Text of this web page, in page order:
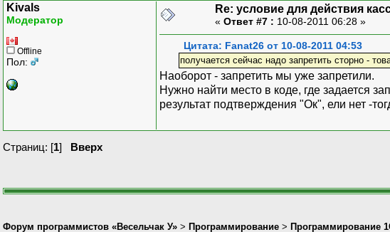
Kivals
Модератор
Offline
Пол:
Re: условие для действия
« Ответ #7 : 10-08-2011 06:28 »
Цитата: Fanat26 от 10-08-2011 04:53
получается сейчас надо запретить сторно -
Наоборот - запретить мы уже запретили.
Нужно найти место в коде, где задается
результат подтверждения "Ок", ели нет -
Страниц: [1] Вверх
Форум программистов «Весельчак У» > Программирование > Программирование